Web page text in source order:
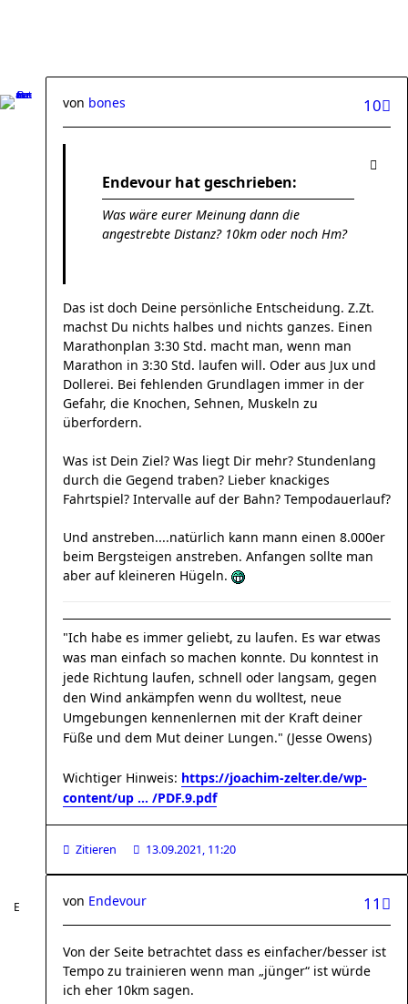
10
von bones
Endevour hat geschrieben:
Was wäre eurer Meinung dann die
angestrebte Distanz? 10km oder noch Hm?
Das ist doch Deine persönliche Entscheidung. Z.Zt.
machst Du nichts halbes und nichts ganzes. Einen
Marathonplan 3:30 Std. macht man, wenn man
Marathon in 3:30 Std. laufen will. Oder aus Jux und
Dollerei. Bei fehlenden Grundlagen immer in der
Gefahr, die Knochen, Sehnen, Muskeln zu
überfordern.
Was ist Dein Ziel? Was liegt Dir mehr? Stundenlang
durch die Gegend traben? Lieber knackiges
Fahrtspiel? Intervalle auf der Bahn? Tempodauerlauf?
Und anstreben....natürlich kann mann einen 8.000er
beim Bergsteigen anstreben. Anfangen sollte man
aber auf kleineren Hügeln.
"Ich habe es immer geliebt, zu laufen. Es war etwas
was man einfach so machen konnte. Du konntest in
jede Richtung laufen, schnell oder langsam, gegen
den Wind ankämpfen wenn du wolltest, neue
Umgebungen kennenlernen mit der Kraft deiner
Füße und dem Mut deiner Lungen." (Jesse Owens)
Wichtiger Hinweis: https://joachim-zelter.de/wp-
content/up ... /PDF.9.pdf
Zitieren 13.09.2021, 11:20
11
von Endevour
Von der Seite betrachtet dass es einfacher/besser ist
Tempo zu trainieren wenn man „jünger“ ist würde
ich eher 10km sagen.